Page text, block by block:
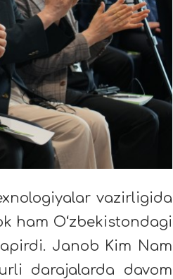
vazirligida
ham O‘zbekistondagi
Janob Kim Nam
darajalarda davom